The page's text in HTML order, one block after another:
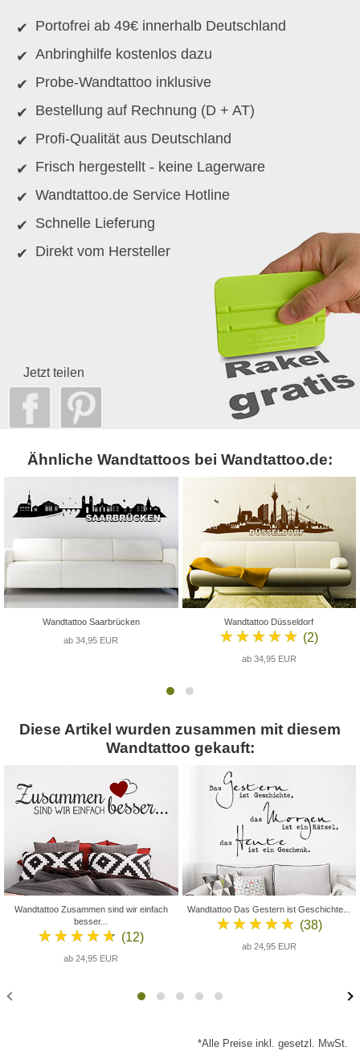
Portofrei ab 49€ innerhalb Deutschland
Anbringhilfe kostenlos dazu
Probe-Wandtattoo inklusive
Bestellung auf Rechnung (D + AT)
Profi-Qualität aus Deutschland
Frisch hergestellt - keine Lagerware
Wandtattoo.de Service Hotline
Schnelle Lieferung
Direkt vom Hersteller
Jetzt teilen
Ähnliche Wandtattoos bei Wandtattoo.de:
Wandtattoo Saarbrücken
ab 34,95 EUR
Wandtattoo Düsseldorf
★★★★★ (2)
ab 34,95 EUR
Diese Artikel wurden zusammen mit diesem
Wandtattoo gekauft:
Wandtattoo Zusammen sind wir einfach
besser...
★★★★★ (12)
ab 24,95 EUR
Wandtattoo Das Gestern ist Geschichte...
★★★★★ (38)
ab 24,95 EUR
*Alle Preise inkl. gesetzl. MwSt.